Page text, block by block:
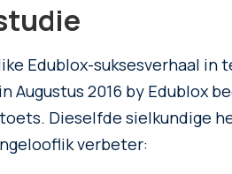
Edublox-suksesverhaal in
Augustus 2016 by Edublox
Dieselfde sielkundige
verbeter: